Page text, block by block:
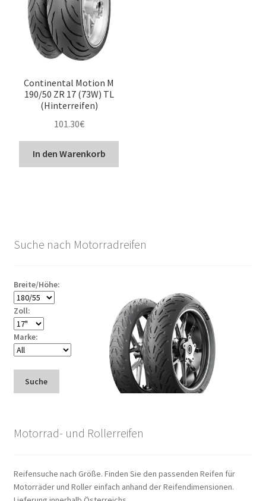
Continental Motion M
190/50 ZR 17 (73W) TL
(Hinterreifen)
101.30€
In den Warenkorb
Suche nach Motorradreifen
Breite/Höhe:
Zoll:
Marke:
Suche
Motorrad- und Rollerreifen
Reifensuche nach Größe. Finden Sie den passenden Reifen für
Motorräder und Roller einfach anhand der Reifendimensionen.